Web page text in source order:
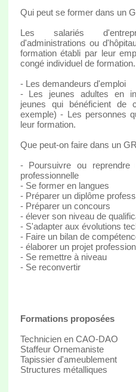
Qui peut se former dans un
Les salariés
d'administrations ou
formation établi par leur
congé individuel de formation.
- Les demandeurs d'emploi
- Les jeunes adultes en
jeunes qui bénéficient de
exemple) - Les personnes
leur formation.
Que peut-on faire dans un
- Poursuivre ou reprendre
professionnelle
- Se former en langues
- Préparer un diplôme
- Préparer un concours
- élever son niveau de
- S'adapter aux évolutions
- Faire un bilan de
- élaborer un projet
- Se remettre à niveau
- Se reconvertir
Formations proposées
Technicien en CAO-DAO
Staffeur Ornemaniste
Tapissier d'ameublement
Structures métalliques